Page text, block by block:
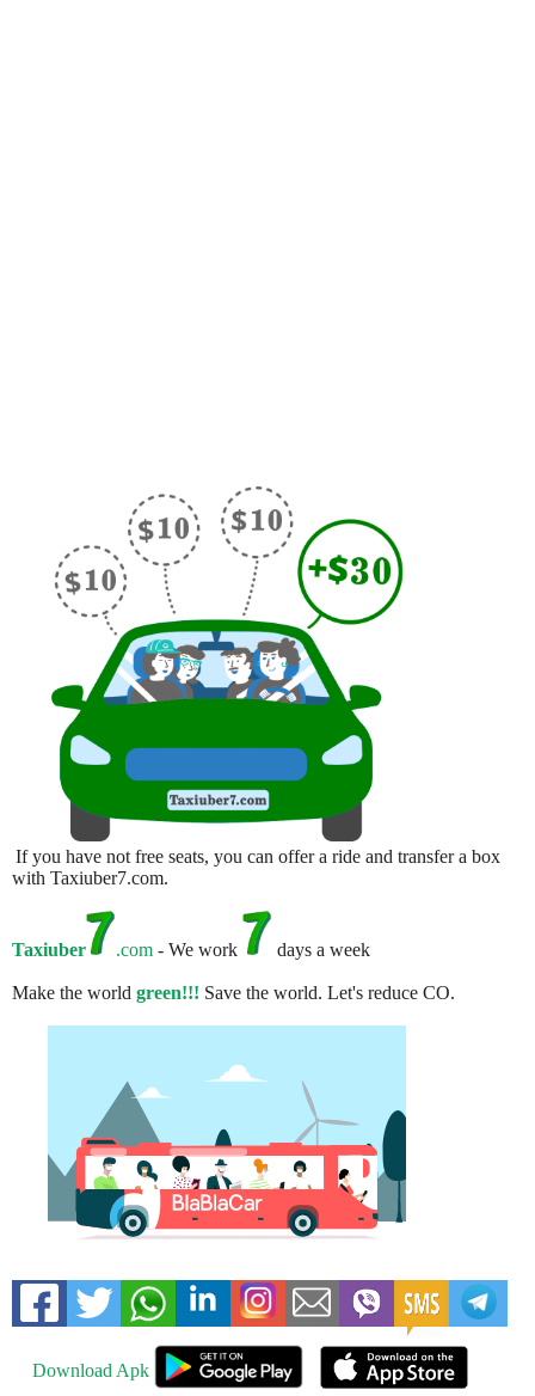
If you have not free seats, you can offer a ride and transfer a box
with Taxiuber7.com.
Taxiuber .com - We work days a week
Make the world green!!! Save the world. Let's reduce CO.
Download Apk